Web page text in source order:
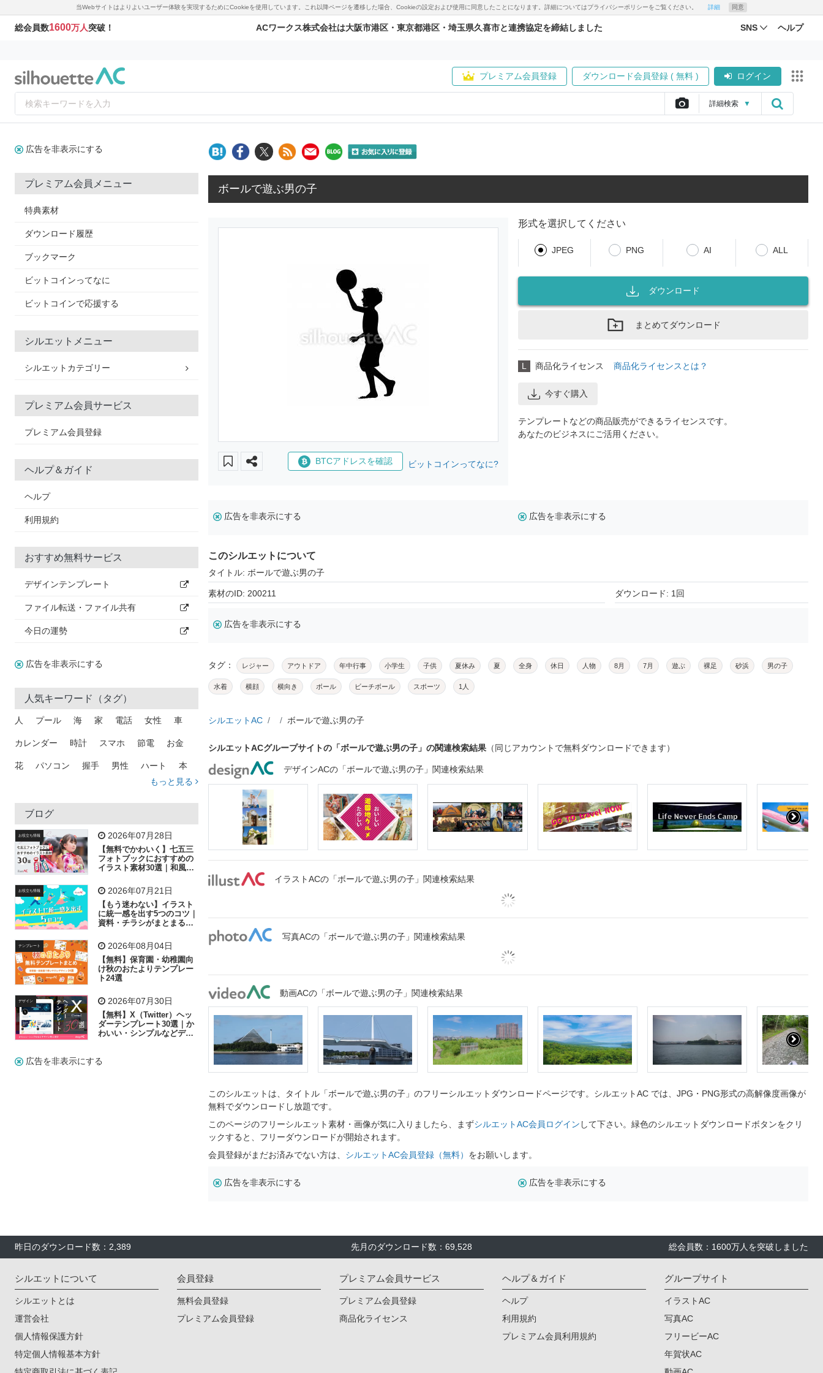
当Webサイトはよりよいユーザー体験を実現するためにCookieを使用しています。これ以降ページを遷移した場合、Cookieの設定および使用に同意したことになります。詳細についてはプライバシーポリシーをご覧ください。 詳細 同意
総会員数1600万人突破！ ACワークス株式会社は大阪市港区・東京都港区・埼玉県久喜市と連携協定を締結しました SNS ヘルプ
プレミアム会員登録 ダウンロード会員登録 ( 無料 ) ログイン
詳細検索 ▼
広告を非表示にする
プレミアム会員メニュー
特典素材
ダウンロード履歴
ブックマーク
ビットコインってなに
ビットコインで応援する
シルエットメニュー
シルエットカテゴリー
プレミアム会員サービス
プレミアム会員登録
ヘルプ＆ガイド
ヘルプ
利用規約
おすすめ無料サービス
デザインテンプレート
ファイル転送・ファイル共有
今日の運勢
広告を非表示にする
人気キーワード（タグ）
人 プール 海 家 電話 女性 車
カレンダー 時計 スマホ 節電 お金
花 パソコン 握手 男性 ハート 本
トラック 木
吹き出し
飛行機 グラフ ビル 魚 家族 書類
歩く 工場 会社 太陽 キラキラ
子供 作業員 相談 ピクトグラム
もっと見る
ブログ
お役立ち情報 2026年07月28日
【無料でかわいく】七五三
フォトブックにおすすめの
イラスト素材30選｜和風の
お役立ち情報 2026年07月21日
【もう迷わない】イラスト
に統一感を出す5つのコツ｜
資料・チラシがまとまるフ
テンプレート 2026年08月04日
【無料】保育園・幼稚園向
け秋のおたよりテンプレー
ト24選
デザイン 2026年07月30日
【無料】X（Twitter）ヘッ
ダーテンプレート30選｜か
わいい・シンプルなどデザ
広告を非表示にする
ボールで遊ぶ男の子
BTCアドレスを確認 ビットコインってなに?
形式を選択してください
JPEG PNG AI ALL
ダウンロード
まとめてダウンロード
L 商品化ライセンス 商品化ライセンスとは？
今すぐ購入
テンプレートなどの商品販売ができるライセンスです。
あなたのビジネスにご活用ください。
広告を非表示にする 広告を非表示にする
このシルエットについて
タイトル: ボールで遊ぶ男の子
素材のID: 200211 ダウンロード: 1回
広告を非表示にする
タグ： レジャー アウトドア 年中行事 小学生 子供 夏休み 夏 全身 休日 人物 8月 7月 遊ぶ 裸足 砂浜 男の子
水着 横顔 横向き ボール ビーチボール スポーツ 1人
シルエットAC ボールで遊ぶ男の子
シルエットACグループサイトの「ボールで遊ぶ男の子」の関連検索結果 （同じアカウントで無料ダウンロードできます）
デザインACの「ボールで遊ぶ男の子」関連検索結果
イラストACの「ボールで遊ぶ男の子」関連検索結果
写真ACの「ボールで遊ぶ男の子」関連検索結果
動画ACの「ボールで遊ぶ男の子」関連検索結果
このシルエットは、タイトル「ボールで遊ぶ男の子」のフリーシルエットダウンロードページです。シルエットAC では、JPG・PNG形式の高解像度画像が
無料でダウンロードし放題です。
このページのフリーシルエット素材・画像が気に入りましたら、まずシルエットAC会員ログイン して下さい。緑色のシルエットダウンロードボタンをクリ
ックすると、フリーダウンロードが開始されます。
会員登録がまだお済みでない方は、 シルエットAC会員登録（無料） をお願いします。
広告を非表示にする 広告を非表示にする
昨日のダウンロード数：2,389 先月のダウンロード数：69,528 総会員数：1600万人を突破しました
シルエットについて
シルエットとは
運営会社
個人情報保護方針
特定個人情報基本方針
会員登録
無料会員登録
プレミアム会員登録
プレミアム会員サービス
プレミアム会員登録
商品化ライセンス
ヘルプ＆ガイド
ヘルプ
利用規約
プレミアム会員利用規約
グループサイト
イラストAC
写真AC
フリービーAC
年賀状AC